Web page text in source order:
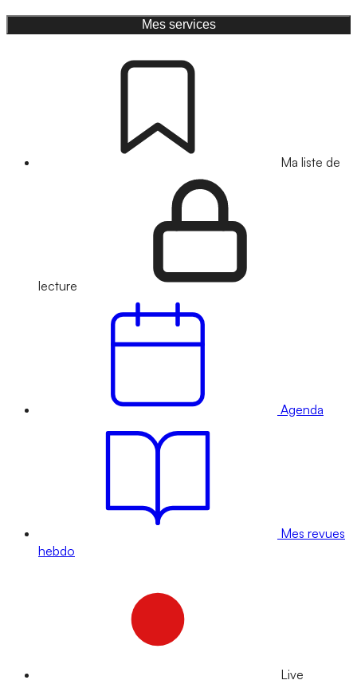
Mes services
Ma liste de
lecture
Agenda
Mes revues
hebdo
Live